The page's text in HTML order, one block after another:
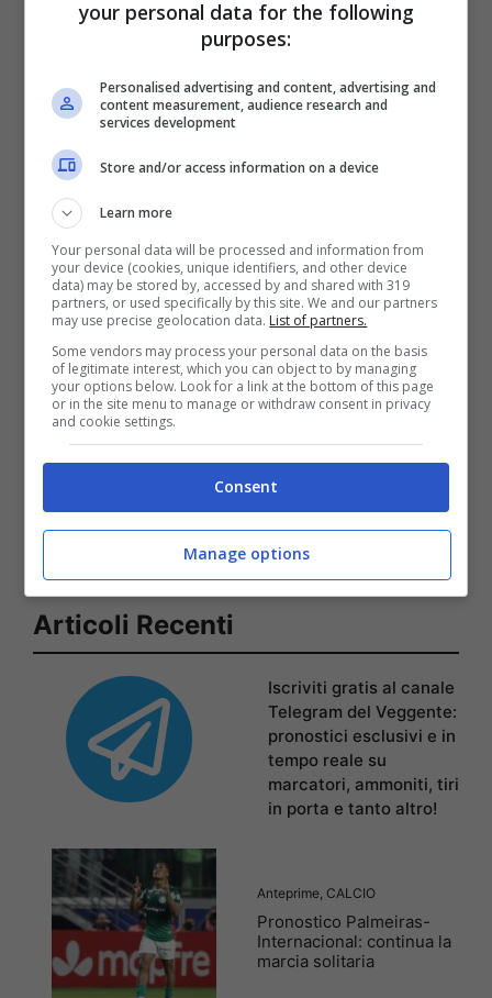
suo posto Thiago
65'
suo posto Marcio
Maranhao.
57'
Goal - Robson ha fatto
posto Guilherme
Queiroz.
46'
Helio esce, al suo
1° TEMPO
21'
Luis Oyama esce, al
Articoli Recenti
Iscriviti gratis al canale
Telegram del Veggente:
pronostici esclusivi e in
tempo reale su
marcatori, ammoniti, tiri
in porta e tanto altro!
Anteprime, CALCIO
Pronostico Palmeiras-
Internacional: continua la
marcia solitaria
your personal data for the following
purposes:
Personalised advertising and content, advertising and
content measurement, audience research and
services development
Store and/or access information on a device
Learn more
Your personal data will be processed and information from
your device (cookies, unique identifiers, and other device
data) may be stored by, accessed by and shared with 319
partners, or used specifically by this site. We and our partners
may use precise geolocation data. List of partners.
Some vendors may process your personal data on the basis
of legitimate interest, which you can object to by managing
your options below. Look for a link at the bottom of this page
or in the site menu to manage or withdraw consent in privacy
and cookie settings.
Consent
Manage options